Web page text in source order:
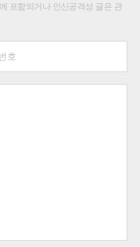
포함되거나 인신공격성 글은 관